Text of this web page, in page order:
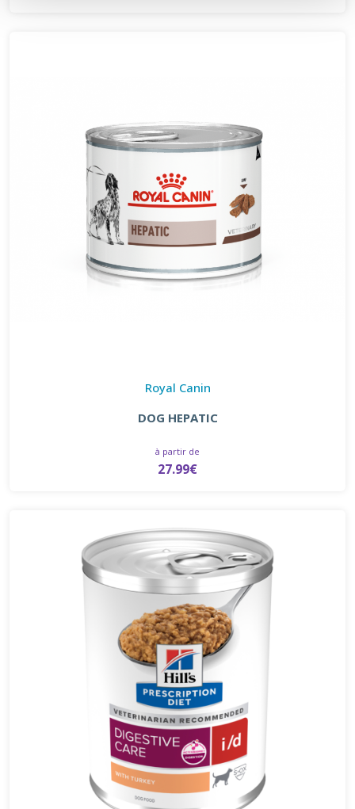
Royal Canin
DOG HEPATIC
à partir de
27.99€